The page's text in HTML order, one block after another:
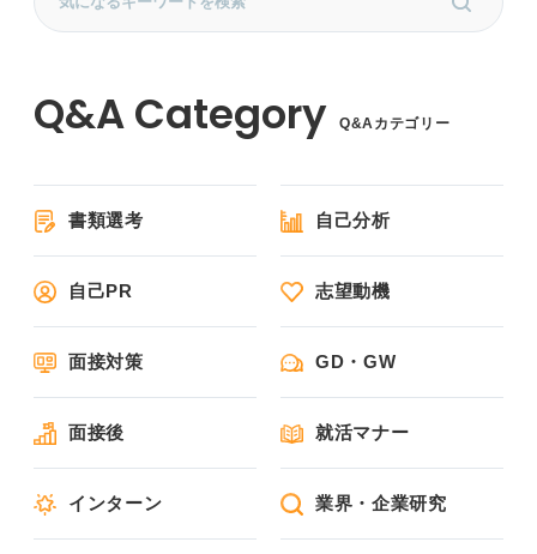
Q&Aカテゴリー
書類選考 自己分析
自己PR 志望動機
面接対策 GD・GW
面接後 就活マナー
インターン 業界・企業研究